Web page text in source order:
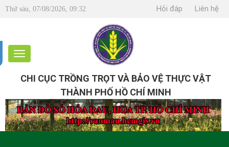
Thứ sáu, 07/08/2026, 09:32 Hỏi đáp Liên hệ
CHI CỤC TRỒNG TRỌT VÀ BẢO VỆ THỰC VẬT
THÀNH PHỐ HỒ CHÍ MINH